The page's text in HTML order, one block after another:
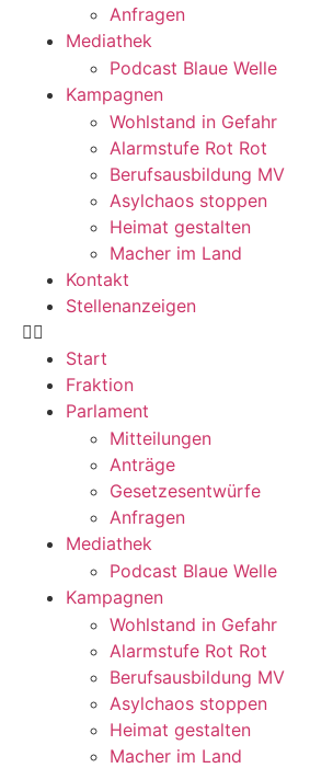
Anfragen
Mediathek
Podcast Blaue Welle
Kampagnen
Wohlstand in Gefahr
Alarmstufe Rot Rot
Berufsausbildung MV
Asylchaos stoppen
Heimat gestalten
Macher im Land
Kontakt
Stellenanzeigen
Start
Fraktion
Parlament
Mitteilungen
Anträge
Gesetzesentwürfe
Anfragen
Mediathek
Podcast Blaue Welle
Kampagnen
Wohlstand in Gefahr
Alarmstufe Rot Rot
Berufsausbildung MV
Asylchaos stoppen
Heimat gestalten
Macher im Land